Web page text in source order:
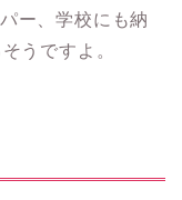
ー、学校にも納
うですよ。